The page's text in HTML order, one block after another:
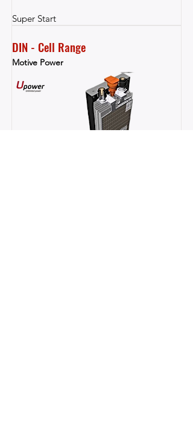
Super Start
DIN - Cell Range
Motive Power